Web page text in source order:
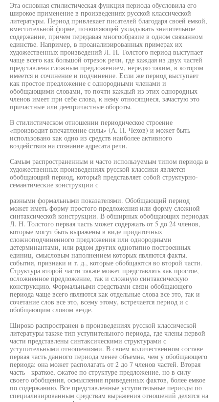
Эта основная стилистическая функция периода обусловила его
широкое применение в произведениях русской классической
литературы. Период привлекает писателей благодаря своей емкой,
вместительной форме, позволяющей укладывать значительное
содержание, причем передавая многообразие в одном связанном
единстве. Например, в проанализированных примерах их
художественных произведений Л. Н. Толстого период выступает
чаще всего как большой отрезок речи, где каждая из двух частей
представлена сложным предложением, нередко таким, в котором
имеется и сочинение и подчинение. Если же период выступает
как простое предложение с однородными членами и
обобщающими словами, то почти каждый из этих однородных
членов имеет при себе слова, к нему относящиеся, зачастую это
причастные или деепричастные обороты.
В стилистическом отношении периодическое строение
«производит впечатление силы» (А. П. Чехов) и может быть
использовано как одно из средств наиболее активного
воздействия на сознание адресата речи.
Самым распространенным и часто используемым типом периода в
художественных произведениях русской классики является
обобщающий период, который представляет собой структурно-
семантические конструкции с
разными формальными показателями. Обобщающий период
может иметь форму простого предложения или форму сложной
синтаксической конструкции. В обширных обобщающих периодах
Л. Н. Толстого первая часть может содержать от 5 до 24 членов,
которые могут быть выражены в виде придаточных
сложноподчиненного предложения или однородными
детерминантами, или рядом других однотипно построенных
единиц, смысловым наполнением которых являются факты,
события, признаки и т. д., которые обобщаются во второй части.
Структура второй части также может представлять как простое,
осложненное предложение, так и сложную синтаксическую
конструкцию. Формальными средствами связи обобщающего
периода чаще всего являются как отдельные слова все это, так и
сочетание слов все это, всему этому, встречается период и с
обобщающим словом везде.
Широко распространен в произведениях русской классической
литературы также тип уступительного периода, где члены первой
части представлены синтаксическими структурами с
уступительными отношениями. В своем количественном составе
первая часть данного периода менее объемна, чем у обобщающего
периода: она может располагать от 2 до 7 членов частей. Вторая
часть - краткое, сжатое по структуре предложение, но в силу
своего обобщения, осмысления приведенных фактов, более емкое
по содержанию. Все представленные уступительные периоды по
специализированным средствам выражения отношений делятся на